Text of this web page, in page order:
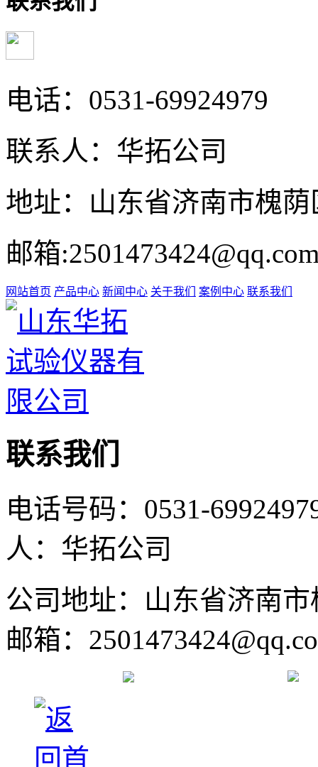
电话：0531-69924979
联系人：华拓公司
地址：山东省济南市槐
邮箱
网站首页 产品中心 新闻中心 关于我们 案例中心 联系我们
联系我们
电话号码：0531-
人：华拓公司
公司地址：山东省济南
邮箱：